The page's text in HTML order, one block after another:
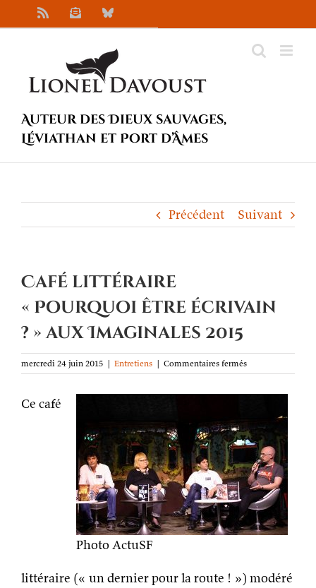
au
NewsletterBluesky
Auteur des Dieux sauvages,
Léviathan et Port d’Âmes
Précédent Suivant
Café littéraire
« Pourquoi être écrivain
? » aux Imaginales 2015
mercredi 24 juin 2015 | Entretiens | Commentaires ferméssur
Café
écrivain
? »
aux
Imaginales
2015
Photo ActuSF
Ce café
littéraire (« un dernier pour la route ! ») modéré